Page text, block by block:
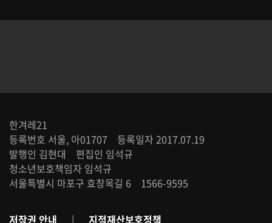
한겨레21
등록번호 서울, 아01707 등록일자 2017.07.19
발행인 김현대 편집인 임석규
청소년보호책임자 임석규
서울특별시 마포구 효창목길 6 1566-9595
저작권 안내 | 지적재산보호정책